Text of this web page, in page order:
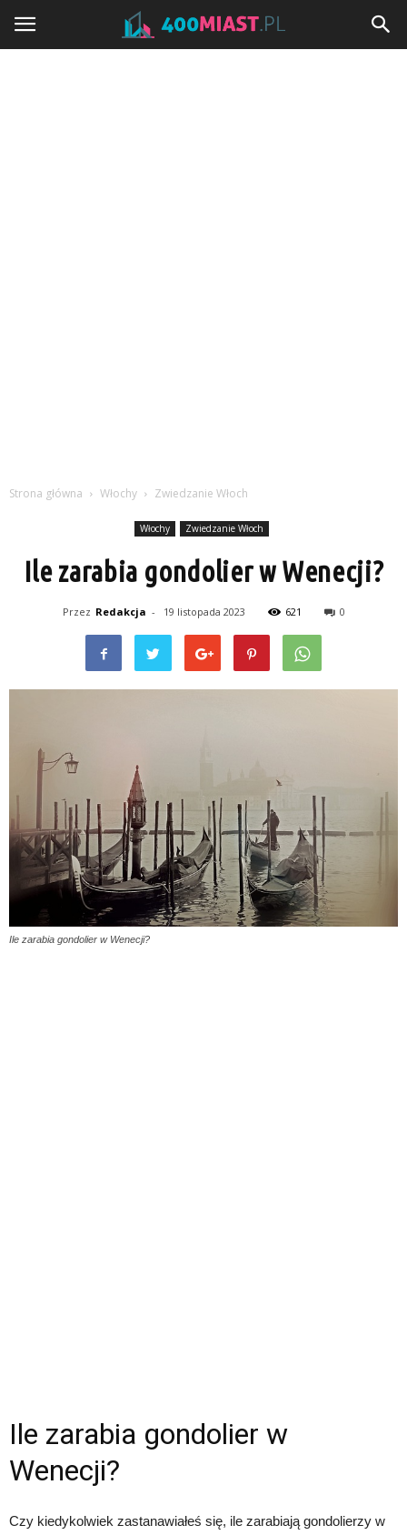
Strona główna Włochy Zwiedzanie Włoch
Włochy Zwiedzanie Włoch
Ile zarabia gondolier w Wenecji?
Przez Redakcja - 19 listopada 2023 621 0
Ile zarabia gondolier w Wenecji?
Ile zarabia gondolier w
Wenecji?
Czy kiedykolwiek zastanawiałeś się, ile zarabiają gondolierzy w